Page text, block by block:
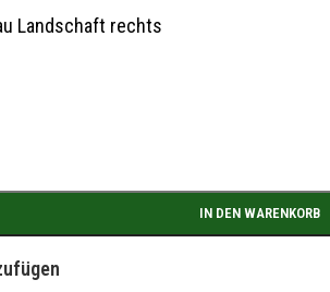
Landschaft rechts
IN DEN WARENKORB